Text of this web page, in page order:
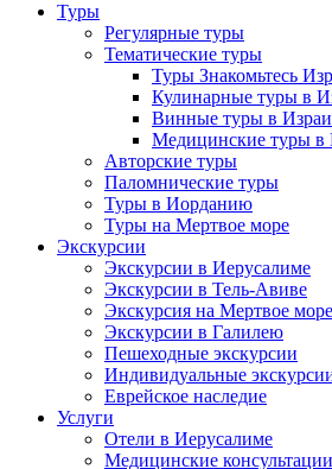
Туры
Регулярные туры
Тематические туры
Туры Знакомьтесь
Кулинарные туры в
Винные туры в
Медицинские туры в
Авторские туры
Паломнические туры
Туры в Иорданию
Туры на Мертвое море
Экскурсии
Экскурсии в Иерусалиме
Экскурсии в Тель-Авиве
Экскурсия на Мертвое море
Экскурсии в Галилею
Пешеходные экскурсии
Индивидуальные
Еврейское наследие
Услуги
Отели в Иерусалиме
Медицинские